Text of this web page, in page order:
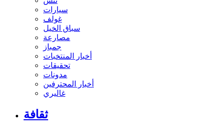
سيارات
غولف
سباق الخيل
مصارعة
جمباز
أخبار المنتخبات
تحقيقات
مدونات
أخبار المحترفين
غاليري
ثقافة